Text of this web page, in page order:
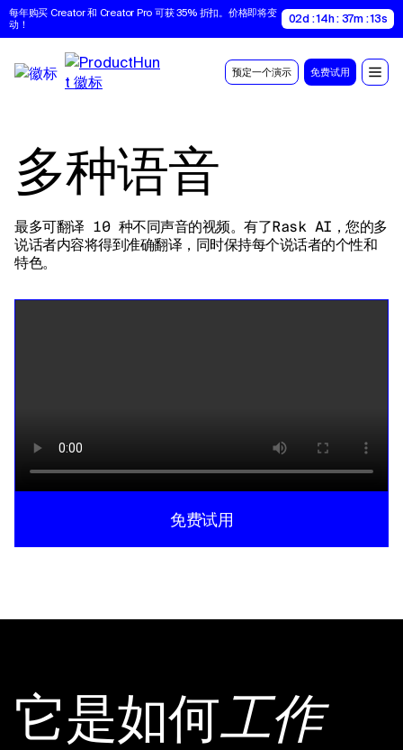
每年购买 Creator 和 Creator Pro 可获 35% 折扣。价格即将变
动！
02d : 14h : 37m : 12s
预定一个演示 免费试用
多种语音
最多可翻译 10 种不同声音的视频。有了Rask AI，您的多
说话者内容将得到准确翻译，同时保持每个说话者的个性和
特色。
免费试用
它是如何工作